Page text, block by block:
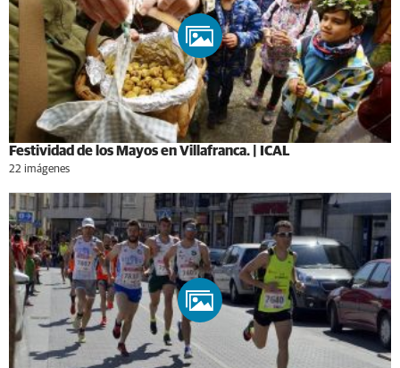
Festividad de los Mayos en Villafranca. | ICAL
22 imágenes